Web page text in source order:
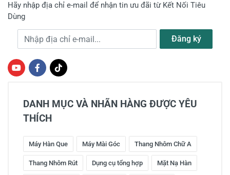
Hãy nhập địa chỉ e-mail để nhận tin ưu đãi từ Kết Nối Tiêu
Dùng
Địa chỉ e-mail Đăng ký
DANH MỤC VÀ NHÃN HÀNG ĐƯỢC YÊU
THÍCH
Máy Hàn Que Máy Mài Góc Thang Nhôm Chữ A
Thang Nhôm Rút Dụng cụ tổng hợp Mặt Nạ Hàn